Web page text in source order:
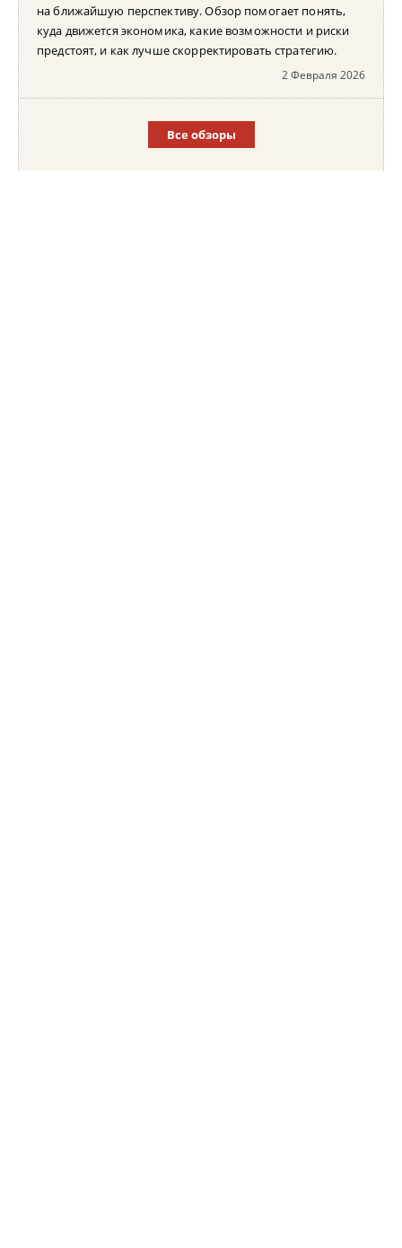
на ближайшую перспективу. Обзор помогает понять,
куда движется экономика, какие возможности и риски
предстоят, и как лучше скорректировать стратегию.
2 Февраля 2026
Все обзоры